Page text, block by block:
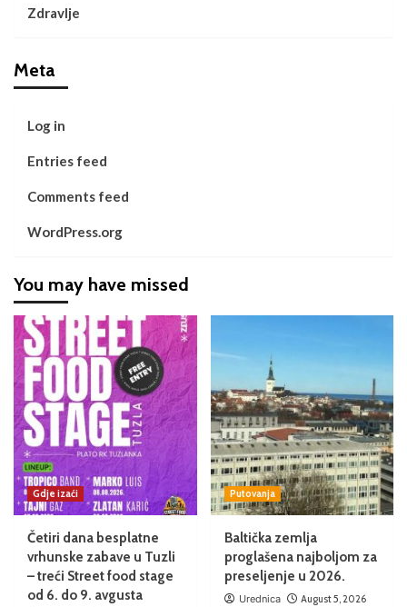
Zdravlje
Meta
Log in
Entries feed
Comments feed
WordPress.org
You may have missed
Gdje izaći
Četiri dana besplatne
vrhunske zabave u Tuzli
– treći Street food stage
od 6. do 9. avgusta
Putovanja
Baltička zemlja
proglašena najboljom za
preseljenje u 2026.
Urednica August 5, 2026